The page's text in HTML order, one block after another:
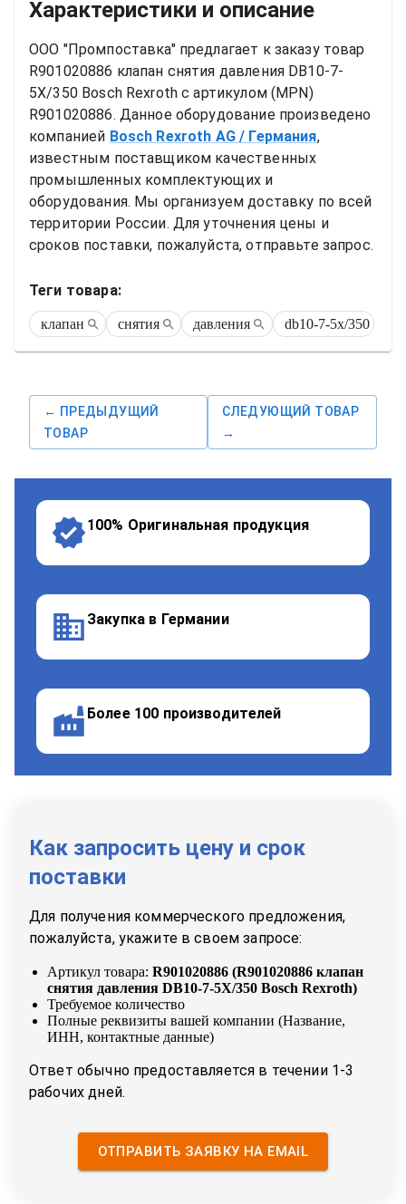
Характеристики и описание
ООО "Промпоставка" предлагает к заказу товар
R901020886 клапан снятия давления DB10-7-
5X/350 Bosch Rexroth
с артикулом (MPN)
R901020886. Данное оборудование произведено
компанией Bosch Rexroth AG / Германия,
известным поставщиком качественных
промышленных комплектующих и
оборудования. Мы организуем доставку по всей
территории России. Для уточнения цены и
сроков поставки, пожалуйста, отправьте запрос.
Теги товара:
клапан снятия давления db10-7-5x/350
← ПРЕДЫДУЩИЙ
ТОВАР
СЛЕДУЮЩИЙ ТОВАР
→
100% Оригинальная продукция
Закупка в Германии
Более 100 производителей
Как запросить цену и срок
поставки
Для получения коммерческого предложения,
пожалуйста, укажите в своем запросе:
Артикул товара: R901020886 (R901020886 клапан
снятия давления DB10-7-5X/350 Bosch Rexroth)
Требуемое количество
Полные реквизиты вашей компании (Название,
ИНН, контактные данные)
Ответ обычно предоставляется в течении 1-3
рабочих дней.
ОТПРАВИТЬ ЗАЯВКУ НА EMAIL